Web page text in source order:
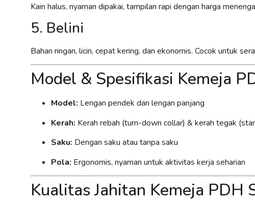
Kain halus, nyaman dipakai, tampilan rapi dengan harga
5. Belini
Bahan ringan, licin, cepat kering, dan ekonomis. Cocok untuk
Model & Spesifikasi Kemeja
Model: Lengan pendek dan lengan panjang
Kerah: Kerah rebah (turn-down collar) & kerah tegak
Saku: Dengan saku atau tanpa saku
Pola: Ergonomis, nyaman untuk aktivitas kerja seharian
Kualitas Jahitan Kemeja PDH